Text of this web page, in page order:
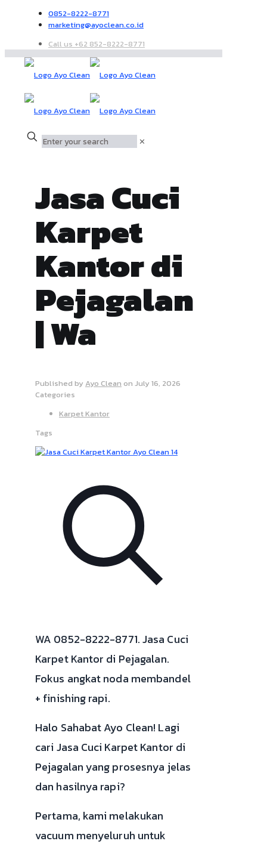
0852-8222-8771
marketing@ayoclean.co.id
Call us +62 852-8222-8771
✕
Jasa Cuci
Karpet
Kantor di
Pejagalan
| Wa
Published by Ayo Clean on July 16, 2026
Categories
Karpet Kantor
Tags
WA 0852-8222-8771. Jasa Cuci
Karpet Kantor di Pejagalan.
Fokus angkat noda membandel
+ finishing rapi.
Halo Sahabat Ayo Clean! Lagi
cari Jasa Cuci Karpet Kantor di
Pejagalan yang prosesnya jelas
dan hasilnya rapi?
Pertama, kami melakukan
vacuum menyeluruh untuk